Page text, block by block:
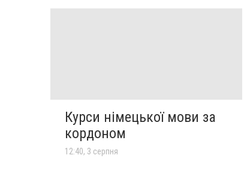
Курси німецької мови за
кордоном
12:40, 3 серпня